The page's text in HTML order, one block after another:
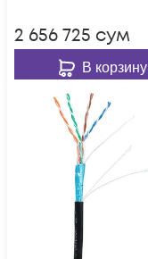
2 656 725 сум
В корзину